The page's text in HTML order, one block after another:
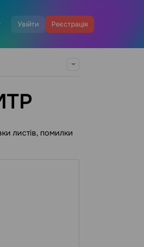
Увійти Реєстрація
листів, помилки